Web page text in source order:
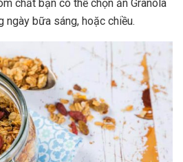
chất bạn có thể chọn ăn Granola
ngày bữa sáng, hoặc chiều.